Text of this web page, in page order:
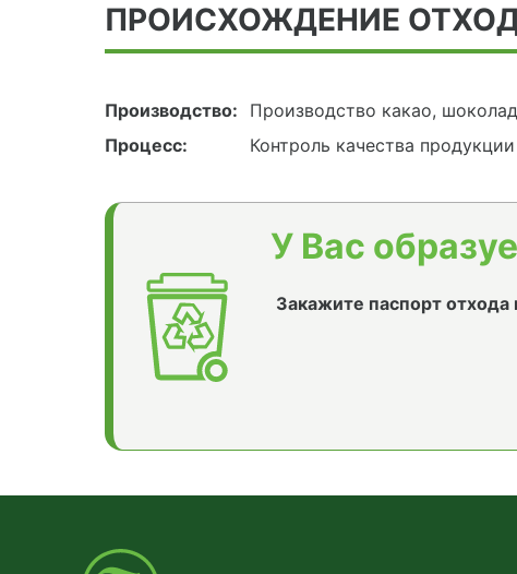
ПРОИСХОЖДЕНИЕ
Производство:
Производство какао,
Процесс:
Контроль качества продукции
У Вас
Закажите паспорт